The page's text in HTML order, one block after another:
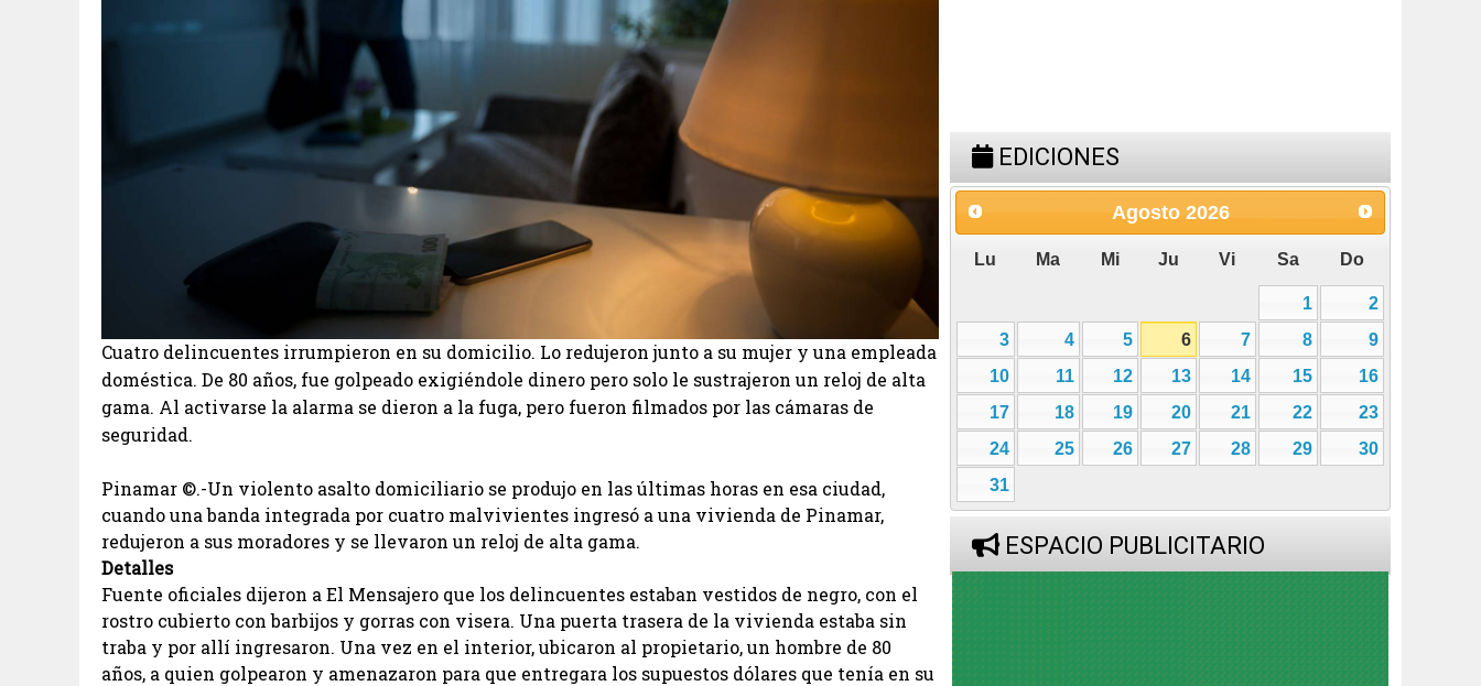
Cuatro delincuentes irrumpieron en su domicilio. Lo redujeron junto a su mujer y una empleada
doméstica. De 80 años, fue golpeado exigiéndole dinero pero solo le sustrajeron un reloj de alta
gama. Al activarse la alarma se dieron a la fuga, pero fueron filmados por las cámaras de
seguridad.
Pinamar ©.-Un violento asalto domiciliario se produjo en las últimas horas en esa ciudad,
cuando una banda integrada por cuatro malvivientes ingresó a una vivienda de Pinamar,
redujeron a sus moradores y se llevaron un reloj de alta gama.
Detalles
Fuente oficiales dijeron a El Mensajero que los delincuentes estaban vestidos de negro, con el
rostro cubierto con barbijos y gorras con visera. Una puerta trasera de la vivienda estaba sin
traba y por allí ingresaron. Una vez en el interior, ubicaron al propietario, un hombre de 80
años, a quien golpearon y amenazaron para que entregara los supuestos dólares que tenía en su
EDICIONES
Agosto 2026
Lu Ma Mi Ju Vi Sa Do
1
2
3
4 5 6 7 8
9
10
11 12 13 14 15
16
17
18 19 20 21 22
23
24
25 26 27 28 29
30
31
ESPACIO PUBLICITARIO